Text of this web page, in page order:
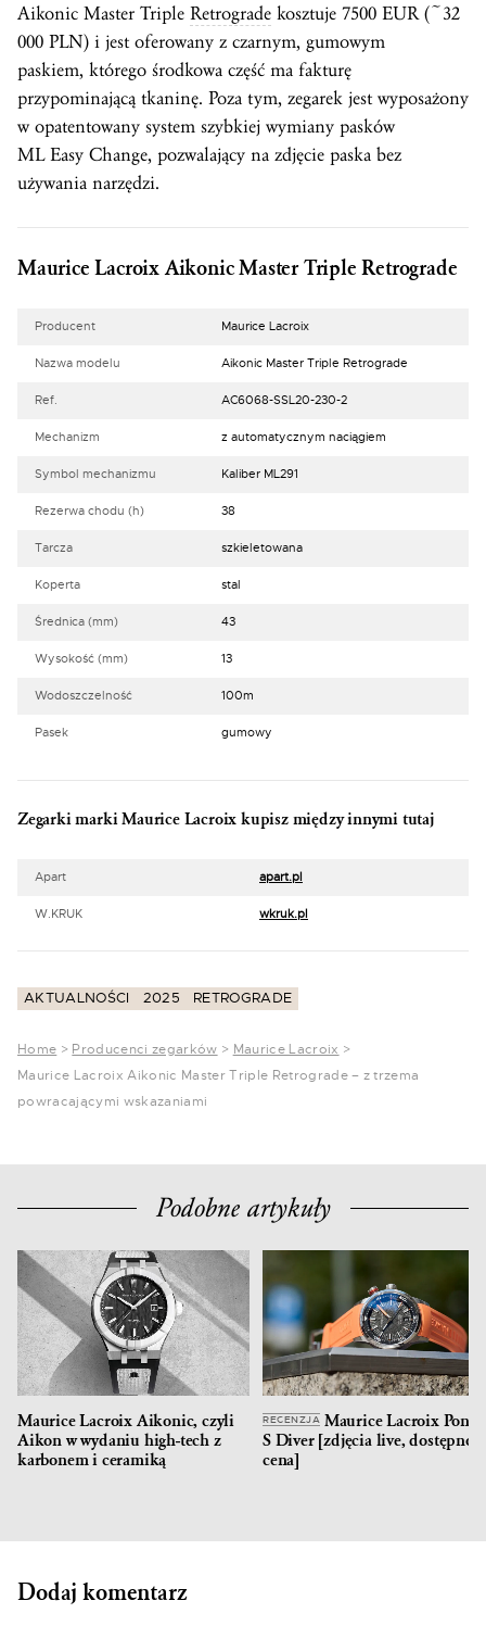
Aikonic Master Triple Retrograde kosztuje 7500 EUR (~32
000 PLN) i jest oferowany z czarnym, gumowym
paskiem, którego środkowa część ma fakturę
przypominającą tkaninę. Poza tym, zegarek jest wyposażony
w opatentowany system szybkiej wymiany pasków
ML Easy Change, pozwalający na zdjęcie paska bez
używania narzędzi.
Maurice Lacroix Aikonic Master Triple Retrograde
Producent Maurice Lacroix
Nazwa modelu Aikonic Master Triple Retrograde
Ref. AC6068-SSL20-230-2
Mechanizm z automatycznym naciągiem
Symbol mechanizmu Kaliber ML291
Rezerwa chodu (h) 38
Tarcza szkieletowana
Koperta stal
Średnica (mm) 43
Wysokość (mm) 13
Wodoszczelność 100m
Pasek gumowy
Zegarki marki Maurice Lacroix kupisz między innymi tutaj
Apart apart.pl
W.KRUK wkruk.pl
AKTUALNOŚCI 2025 RETROGRADE
Home > Producenci zegarków > Maurice Lacroix >
Maurice Lacroix Aikonic Master Triple Retrograde – z trzema
powracającymi wskazaniami
Podobne artykuły
Maurice Lacroix Aikonic, czyli
Aikon w wydaniu high-tech z
karbonem i ceramiką
RECENZJA Maurice Lacroix
S Diver [zdjęcia live,
cena]
Dodaj komentarz